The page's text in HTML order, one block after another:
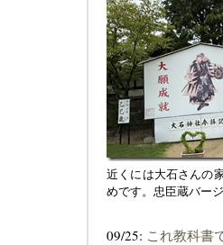
近くには大石さんの
めです。忠臣蔵バー
09/25: これ教科書